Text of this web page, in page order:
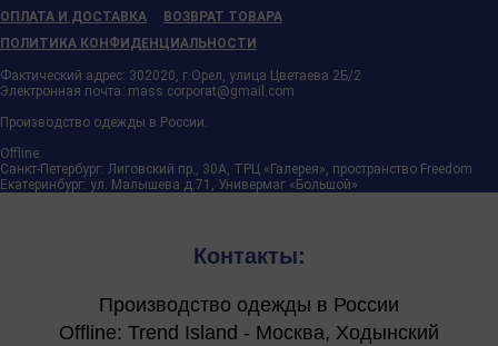
ОПЛАТА И ДОСТАВКА
ВОЗВРАТ ТОВАРА
ПОЛИТИКА КОНФИДЕНЦИАЛЬНОСТИ
Фактический адрес: 302020, г.Орел, улица Цветаева 2Б/2
Электронная почта: mass.corporat@gmail.com
Производство одежды в России.
Offline:
Санкт-Петербург: Лиговский пр., 30А, ТРЦ «Галерея», пространство Freedom
Екатеринбург: ул. Малышева д.71, Универмаг «Большой»
Контакты:
Производство одежды в России
Offline: Trend Island - Москва, Ходынский